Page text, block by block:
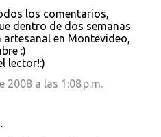
los comentarios,
dentro de dos semanas
artesanal en Montevideo,
:)
lector!:)
2008 a las 1:08 p.m.